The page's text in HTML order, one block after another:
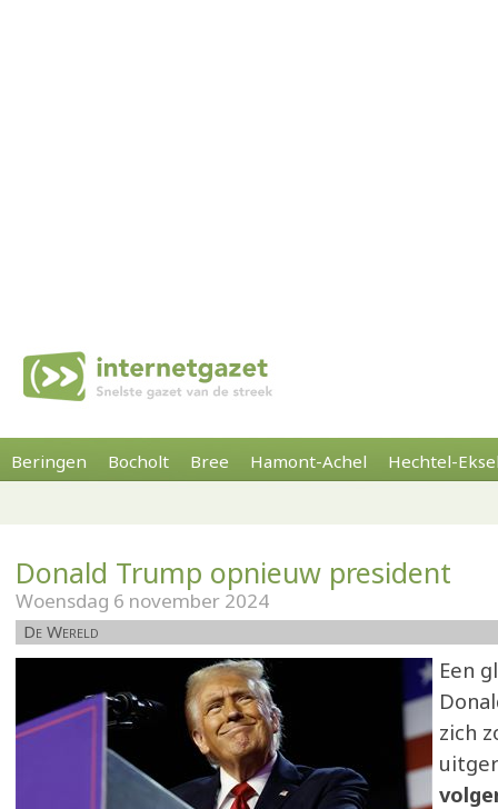
Beringen Bocholt Bree Hamont-Achel Hechtel-
Donald Trump opnieuw president
Woensdag 6 november 2024
De Wereld
Een
zich